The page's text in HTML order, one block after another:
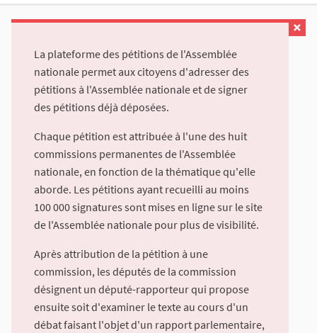
La plateforme des pétitions de l'Assemblée
nationale permet aux citoyens d'adresser des
pétitions à l'Assemblée nationale et de signer
des pétitions déjà déposées.
Chaque pétition est attribuée à l'une des huit
commissions permanentes de l'Assemblée
nationale, en fonction de la thématique qu'elle
aborde. Les pétitions ayant recueilli au moins
100 000 signatures sont mises en ligne sur le site
de l'Assemblée nationale pour plus de visibilité.
Après attribution de la pétition à une
commission, les députés de la commission
désignent un député-rapporteur qui propose
ensuite soit d'examiner le texte au cours d'un
débat faisant l'objet d'un rapport parlementaire,